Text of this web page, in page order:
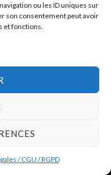
ou les ID uniques sur
son consentement peut avoir
et fonctions.
/ CGU / RGPD
Contact